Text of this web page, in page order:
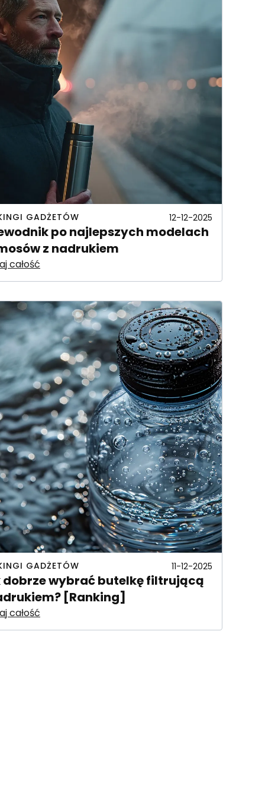
GADŻETÓW 12-12-2025
po najlepszych modelach
z nadrukiem
całość
GADŻETÓW 11-12-2025
dobrze wybrać butelkę filtrującą
[Ranking]
całość